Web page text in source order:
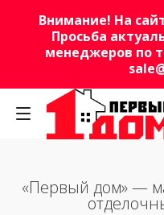
Внимание! На
Просьба
менеджеров по
«Первый дом» —